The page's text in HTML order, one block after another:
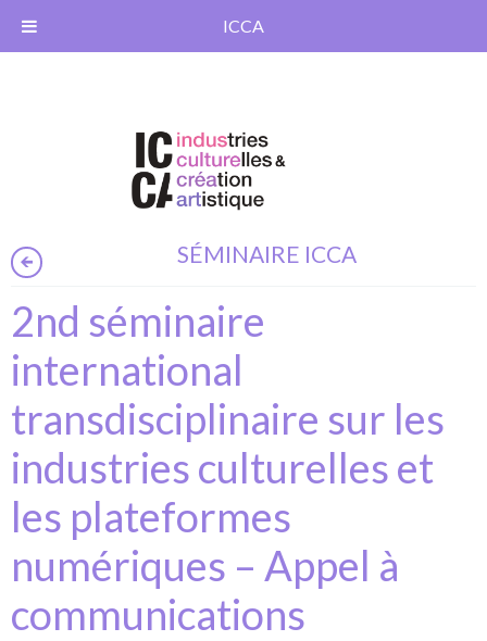
SÉMINAIRE ICCA
2nd séminaire
international
transdisciplinaire sur les
industries culturelles et
les plateformes
numériques – Appel à
communications
ICCA